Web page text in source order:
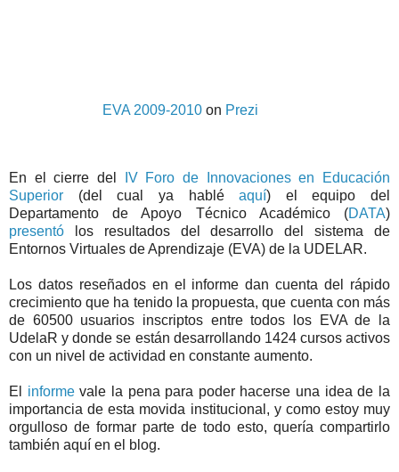
EVA 2009-2010 on Prezi
En el cierre del
IV Foro de Innovaciones en Educación
Superior (del cual ya habléaquí) el equipo del
Departamento de Apoyo Técnico Académico (DATA)
presentó los resultados del desarrollo del sistema de
Entornos Virtuales de Aprendizaje (EVA) de la UDELAR.
Los datos reseñados en el informe dan cuenta del rápido
crecimiento que ha tenido la propuesta, que cuenta con más
de 60500 usuarios inscriptos entre todos los EVA de la
UdelaR y donde se están desarrollando 1424 cursos activos
con un nivel de actividad en constante aumento.
El informevale la pena para poder hacerse una idea de la
importancia de esta movida institucional, y como estoy muy
orgulloso de formar parte de todo esto, quería compartirlo
también aquí en el blog.